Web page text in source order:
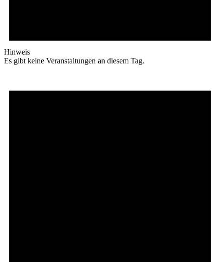
Hinweis
Es gibt keine Veranstaltungen an diesem Tag.